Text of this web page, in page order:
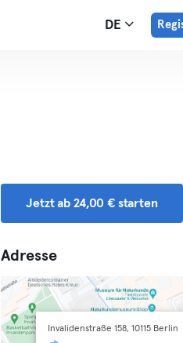
DE
Jetzt ab 24,00 € starten
Adresse
Invalidenstraße 158, 10115 Berlin